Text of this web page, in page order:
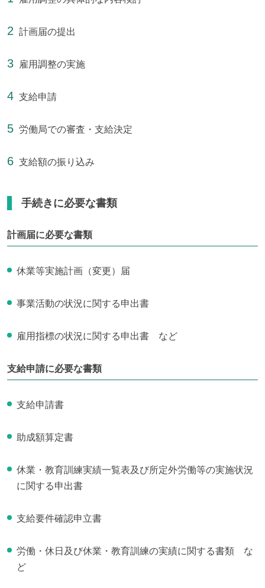
計画届の提出
雇用調整の実施
支給申請
労働局での審査・支給決定
支給額の振り込み
手続きに必要な書類
計画届に必要な書類
休業等実施計画（変更）届
事業活動の状況に関する申出書
雇用指標の状況に関する申出書 など
支給申請に必要な書類
支給申請書
助成額算定書
休業・教育訓練実績一覧表及び所定外労働等の実施状況
に関する申出書
支給要件確認申立書
労働・休日及び休業・教育訓練の実績に関する書類 な
ど